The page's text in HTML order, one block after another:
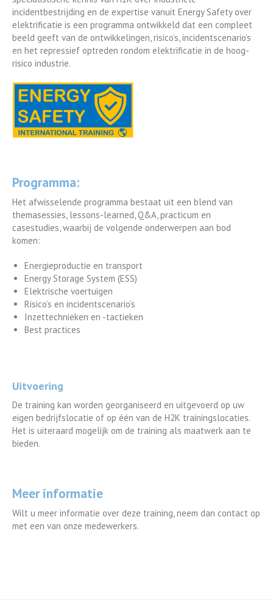
incidentbestrijding en de expertise vanuit Energy Safety over
elektrificatie is een programma ontwikkeld dat een compleet
beeld geeft van de ontwikkelingen, risico’s, incidentscenario’s
en het repressief optreden rondom elektrificatie in de hoog-
risico industrie.
Programma:
Het afwisselende programma bestaat uit een blend van
themasessies, lessons-learned, Q&A, practicum en
casestudies, waarbij de volgende onderwerpen aan bod
komen:
Energieproductie en transport
Energy Storage System (ESS)
Elektrische voertuigen
Risico’s en incidentscenario’s
Inzettechnieken en -tactieken
Best practices
Uitvoering
De training kan worden georganiseerd en uitgevoerd op uw
eigen bedrijfslocatie of op één van de H2K trainingslocaties.
Het is uiteraard mogelijk om de training als maatwerk aan te
bieden.
Meer informatie
Wilt u meer informatie over deze training, neem dan contact op
met een van onze medewerkers.